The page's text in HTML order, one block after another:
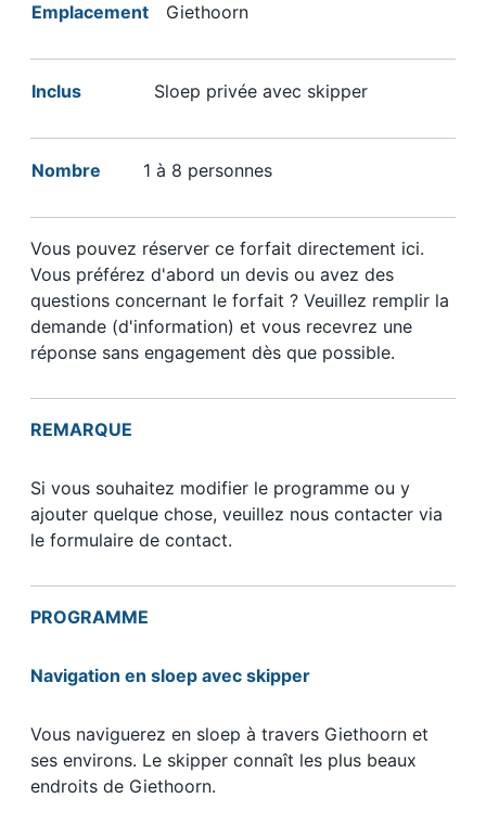
Emplacement Giethoorn
Inclus Sloep privée avec skipper
Nombre 1 à 8 personnes
Vous pouvez réserver ce forfait directement ici.
Vous préférez d'abord un devis ou avez des
questions concernant le forfait ? Veuillez remplir la
demande (d'information) et vous recevrez une
réponse sans engagement dès que possible.
REMARQUE
Si vous souhaitez modifier le programme ou y
ajouter quelque chose, veuillez nous contacter via
le formulaire de contact.
PROGRAMME
Navigation en sloep avec skipper
Vous naviguerez en sloep à travers Giethoorn et
ses environs. Le skipper connaît les plus beaux
endroits de Giethoorn.